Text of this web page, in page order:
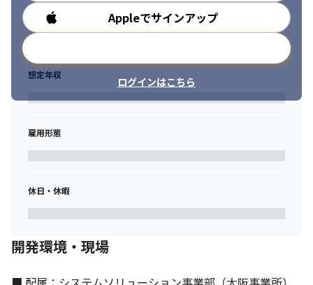
Appleでサインアップ
ログインはこちら
勤務時間
想定年収
雇用形態
休日・休暇
開発環境・現場